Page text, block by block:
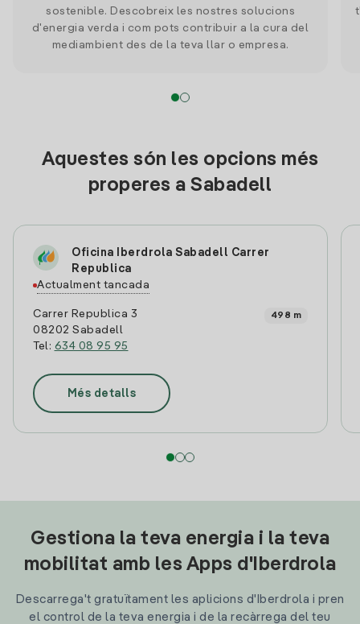
sostenible. Descobreix les nostres solucions
d'energia verda i com pots contribuir a la cura del
mediambient des de la teva llar o empresa.
Aquestes són les opcions més
properes a Sabadell
Oficina Iberdrola Sabadell Carrer
Republica
Actualment tancada
Carrer Republica 3
08202 Sabadell
Tel: 634 08 95 95
498 m
Més detalls
Gestiona la teva energia i la teva
mobilitat amb les Apps d'Iberdrola
Descarrega't gratuïtament les aplicions d'Iberdrola i pren
el control de la teva energia i de la recàrrega del teu